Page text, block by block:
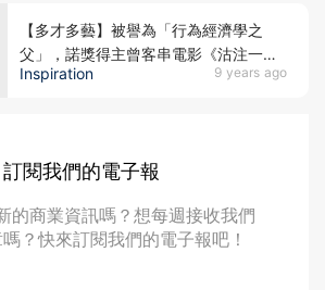
Inspiration 9 years ago
【多才多藝】被譽為「行為經濟學之
父」，諾獎得主曾客串電影《沽注一
擲》
訂閱我們的電子報
的商業資訊嗎？想每週接收我們
？快來訂閱我們的電子報吧！